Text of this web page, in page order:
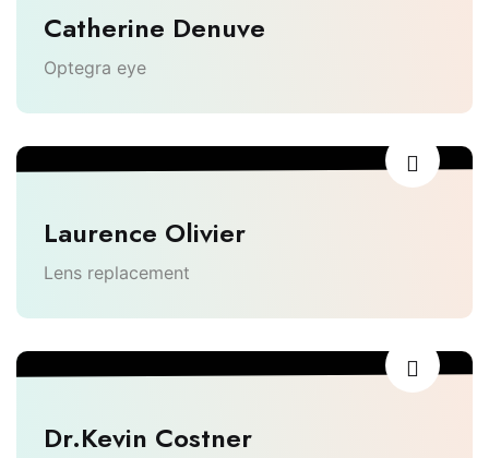
Catherine Denuve
Optegra eye
Laurence Olivier
Lens replacement
Dr.Kevin Costner